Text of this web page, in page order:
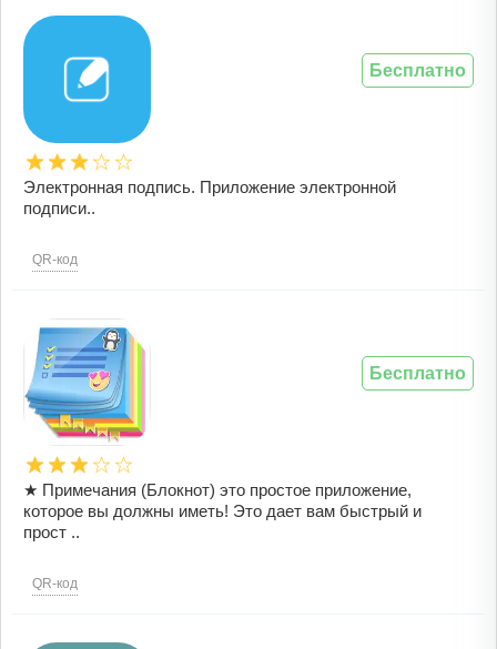
Электронная подпись. Приложение электронной
подписи..
QR-код
Бесплатно
★ Примечания (Блокнот) это простое приложение,
которое вы должны иметь! Это дает вам быстрый и
прост ..
QR-код
Бесплатно